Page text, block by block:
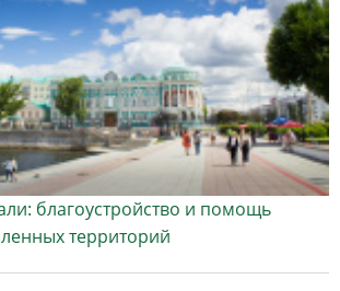
благоустройство и помощь
территорий